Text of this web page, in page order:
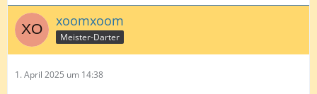
xoomxoom
Meister-Darter
1. April 2025 um 14:38